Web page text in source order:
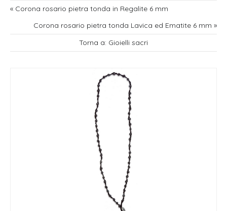
« Corona rosario pietra tonda in Regalite 6 mm
Corona rosario pietra tonda Lavica ed Ematite 6 mm »
Torna a: Gioielli sacri